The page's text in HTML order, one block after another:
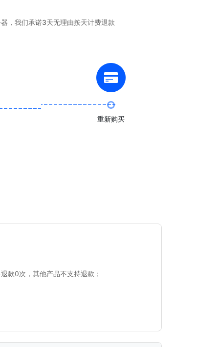
，我们承诺3天无理由按天计费退款
重新购买
款0次，其他产品不支持退款；